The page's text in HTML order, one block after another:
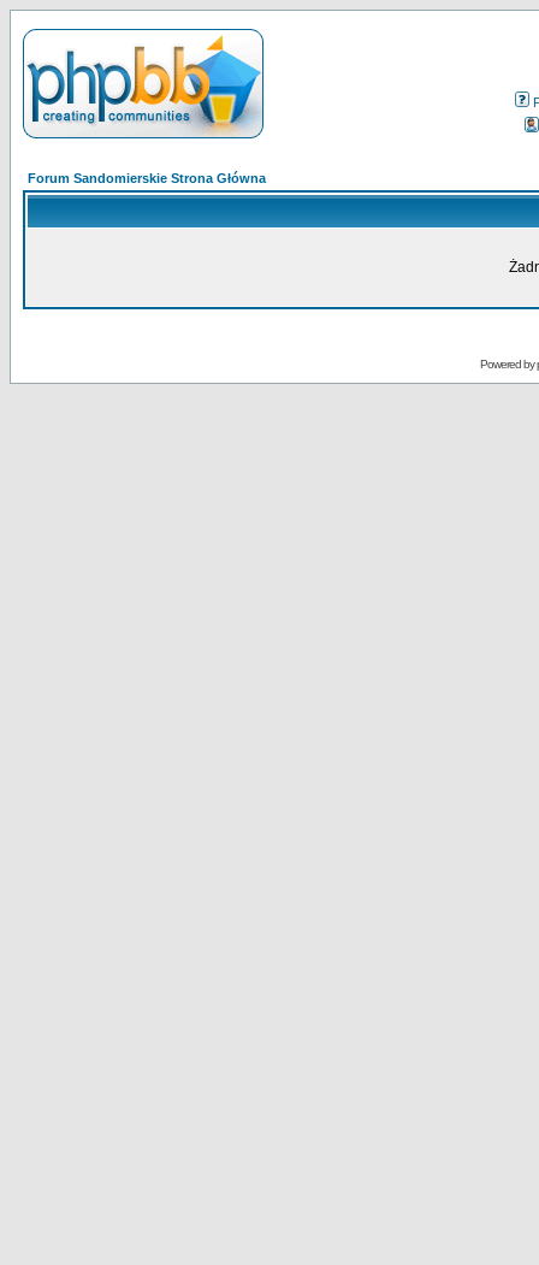
Forum Sandomierskie Strona Główna
Powered by